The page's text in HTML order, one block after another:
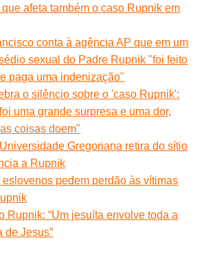
afeta também o caso Rupnik em
conta à agência AP que em um
sexual do Padre Rupnik "foi feito
paga uma indenização"
o silêncio sobre o 'caso Rupnik':
uma grande surpresa e uma dor,
coisas doem"
Gregoriana retira do sítio
a Rupnik
eslovenos pedem perdão às vítimas
Rupnik: “Um jesuíta envolve toda a
de Jesus”